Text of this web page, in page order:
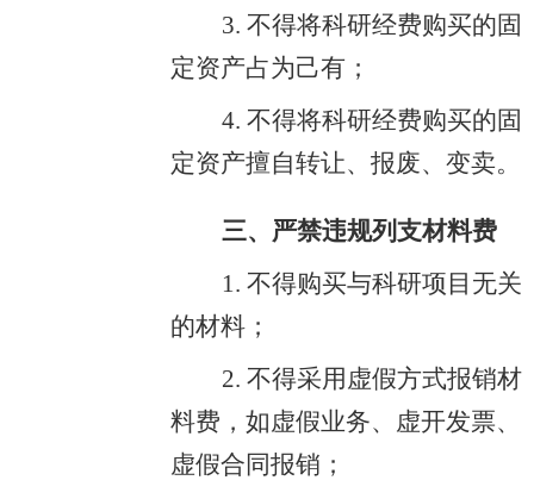
3. 不得将科研经费购买的固
定资产占为己有；
4. 不得将科研经费购买的固
定资产擅自转让、报废、变卖。
三、严禁违规列支材料费
1. 不得购买与科研项目无关
的材料；
2. 不得采用虚假方式报销材
料费，如虚假业务、虚开发票、
虚假合同报销；